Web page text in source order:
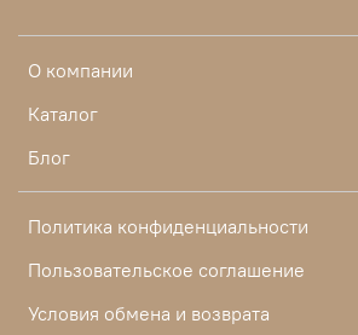
О компании
Каталог
Блог
Политика конфиденциальности
Пользовательское соглашение
Условия обмена и возврата